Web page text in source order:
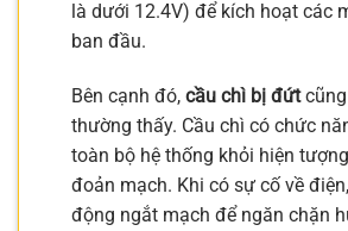
là dưới 12.4V) để kích hoạt các
ban đầu.
Bên cạnh đó, cầu chì bị đứtcũng
thường thấy. Cầu chì có chức
toàn bộ hệ thống khỏi hiện
đoản mạch. Khi có sự cố về
động ngắt mạch để ngăn chặn